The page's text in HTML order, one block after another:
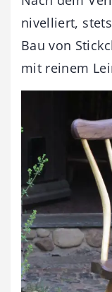
nivelliert,
Bau von
mit reinem